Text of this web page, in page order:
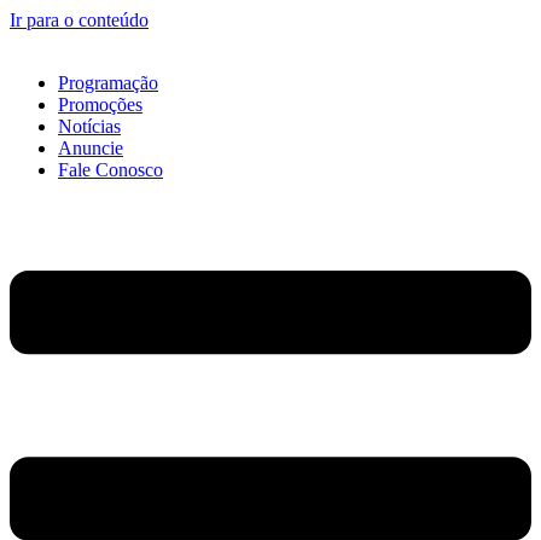
Ir para o conteúdo
Programação
Promoções
Notícias
Anuncie
Fale Conosco